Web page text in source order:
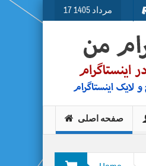
17 مرداد 1405
صفحه اصلی